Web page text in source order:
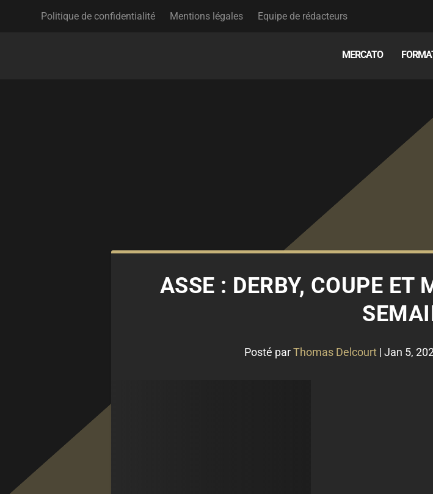
Politique de confidentialité Mentions légales Equipe de rédacteurs
MERCATO
ASSE : DERBY, COUPE
Posté parThomas Delcourt | Jan 5,